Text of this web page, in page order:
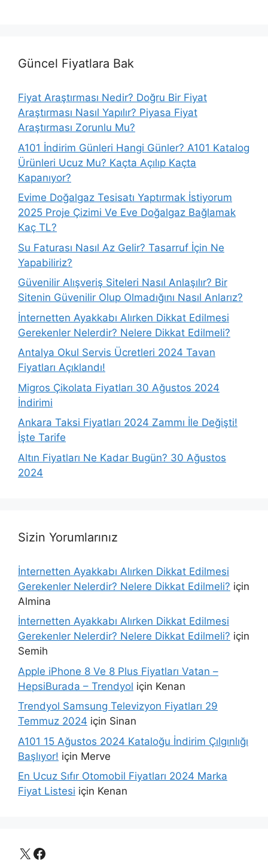
Güncel Fiyatlara Bak
Fiyat Araştırması Nedir? Doğru Bir Fiyat
Araştırması Nasıl Yapılır? Piyasa Fiyat
Araştırması Zorunlu Mu?
A101 İndirim Günleri Hangi Günler? A101 Katalog
Ürünleri Ucuz Mu? Kaçta Açılıp Kaçta
Kapanıyor?
Evime Doğalgaz Tesisatı Yaptırmak İstiyorum
2025 Proje Çizimi Ve Eve Doğalgaz Bağlamak
Kaç TL?
Su Faturası Nasıl Az Gelir? Tasarruf İçin Ne
Yapabiliriz?
Güvenilir Alışveriş Siteleri Nasıl Anlaşılır? Bir
Sitenin Güvenilir Olup Olmadığını Nasıl Anlarız?
İnternetten Ayakkabı Alırken Dikkat Edilmesi
Gerekenler Nelerdir? Nelere Dikkat Edilmeli?
Antalya Okul Servis Ücretleri 2024 Tavan
Fiyatları Açıklandı!
Migros Çikolata Fiyatları 30 Ağustos 2024
İndirimi
Ankara Taksi Fiyatları 2024 Zammı İle Değişti!
İşte Tarife
Altın Fiyatları Ne Kadar Bugün? 30 Ağustos
2024
Sizin Yorumlarınız
İnternetten Ayakkabı Alırken Dikkat Edilmesi
Gerekenler Nelerdir? Nelere Dikkat Edilmeli? için
Almina
İnternetten Ayakkabı Alırken Dikkat Edilmesi
Gerekenler Nelerdir? Nelere Dikkat Edilmeli? için
Semih
Apple iPhone 8 Ve 8 Plus Fiyatları Vatan –
HepsiBurada – Trendyol için Kenan
Trendyol Samsung Televizyon Fiyatları 29
Temmuz 2024 için Sinan
A101 15 Ağustos 2024 Kataloğu İndirim Çılgınlığı
Başlıyor! için Merve
En Ucuz Sıfır Otomobil Fiyatları 2024 Marka
Fiyat Listesi için Kenan
X Facebook